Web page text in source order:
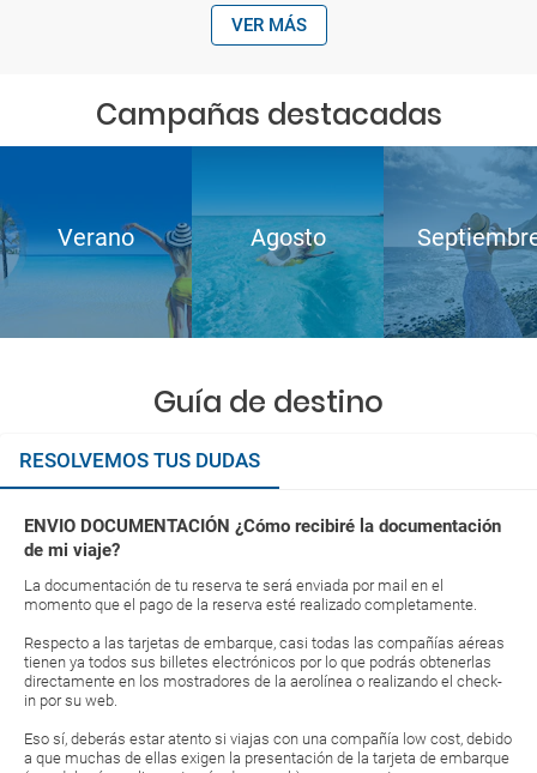
VER MÁS
Campañas destacadas
Verano Agosto
Guía de destino
RESOLVEMOS TUS DUDAS
ENVIO DOCUMENTACIÓN ¿Cómo recibiré la documentación
de mi viaje?
La documentación de tu reserva te será enviada por mail en el
momento que el pago de la reserva esté realizado completamente.
Respecto a las tarjetas de embarque, casi todas las compañías aéreas
tienen ya todos sus billetes electrónicos por lo que podrás obtenerlas
directamente en los mostradores de la aerolínea o realizando el check-
in por su web.
Eso sí, deberás estar atento si viajas con una compañía low cost, debido
a que muchas de ellas exigen la presentación de la tarjeta de embarque